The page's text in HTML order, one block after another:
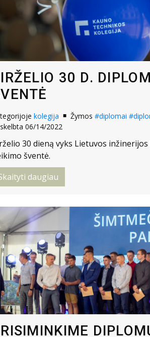
30 D.
kolegija Žymos #diplomai
06/14/2022
30 dieną vyks Lietuvos
šventė.
daugiau